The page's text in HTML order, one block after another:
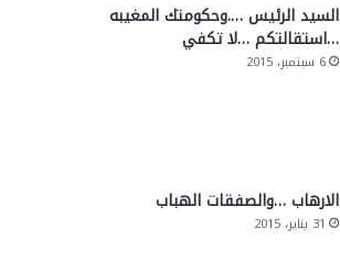
السيد الرئيس ….وحكومتك المغيبه
…استقالتكم …لا تكفي
6 سبتمبر، 2015
الارهاب …والصفقات الهباب
31 يناير، 2015